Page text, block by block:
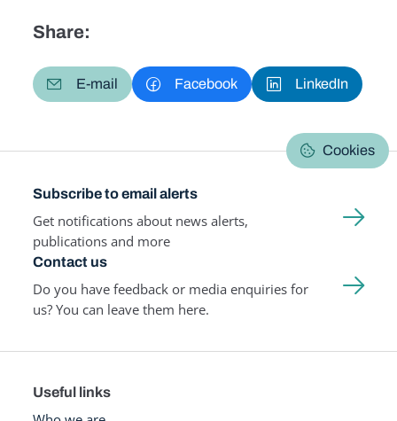
Share:
E-mail Facebook LinkedIn
Cookies
Subscribe to email alerts
Get notifications about news alerts,
publications and more
Contact us
Do you have feedback or media enquiries for
us? You can leave them here.
Useful links